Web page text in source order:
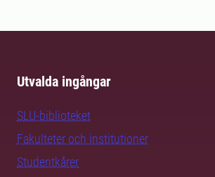
Utvalda ingångar
SLU-biblioteket
Fakulteter och institutioner
Studentkårer